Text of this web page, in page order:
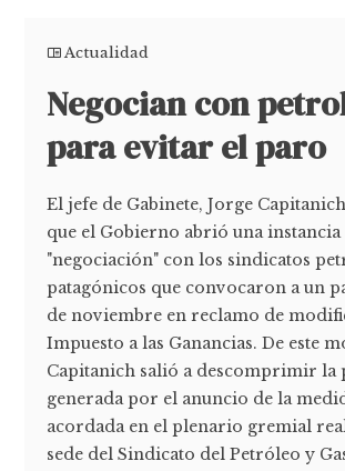
Actualidad
Negocian con
para evitar el paro
El jefe de Gabinete, Jorge
que el Gobierno abrió una instancia
"negociación" con los sindicatos
patagónicos que convocaron a un
de noviembre en reclamo de
Impuesto a las Ganancias. De este
Capitanich salió a descomprimir la
generada por el anuncio de la
acordada en el plenario gremial
sede del Sindicato del Petróleo y